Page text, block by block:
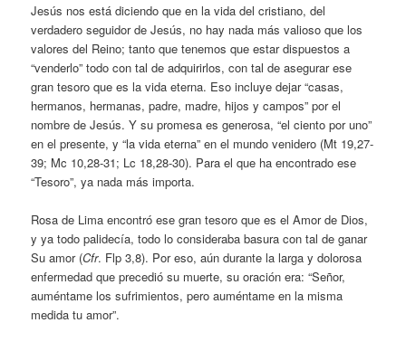
Jesús nos está diciendo que en la vida del cristiano, del
verdadero seguidor de Jesús, no hay nada más valioso que los
valores del Reino; tanto que tenemos que estar dispuestos a
“venderlo” todo con tal de adquirirlos, con tal de asegurar ese
gran tesoro que es la vida eterna. Eso incluye dejar “casas,
hermanos, hermanas, padre, madre, hijos y campos” por el
nombre de Jesús. Y su promesa es generosa, “el ciento por uno”
en el presente, y “la vida eterna” en el mundo venidero (Mt 19,27-
39; Mc 10,28-31; Lc 18,28-30). Para el que ha encontrado ese
“Tesoro”, ya nada más importa.
Rosa de Lima encontró ese gran tesoro que es el Amor de Dios,
y ya todo palidecía, todo lo consideraba basura con tal de ganar
Su amor (Cfr. Flp 3,8). Por eso, aún durante la larga y dolorosa
enfermedad que precedió su muerte, su oración era: “Señor,
auméntame los sufrimientos, pero auméntame en la misma
medida tu amor”.